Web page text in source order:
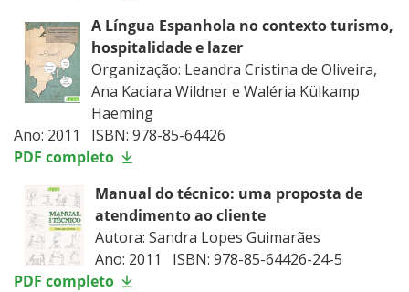
A Língua Espanhola no contexto turismo,
hospitalidade e lazer
Organização: Leandra Cristina de Oliveira,
Ana Kaciara Wildner e Waléria Külkamp
Haeming
Ano: 2011 ISBN: 978-85-64426
PDF completo
Manual do técnico: uma proposta de
atendimento ao cliente
Autora: Sandra Lopes Guimarães
Ano: 2011 ISBN: 978-85-64426-24-5
PDF completo